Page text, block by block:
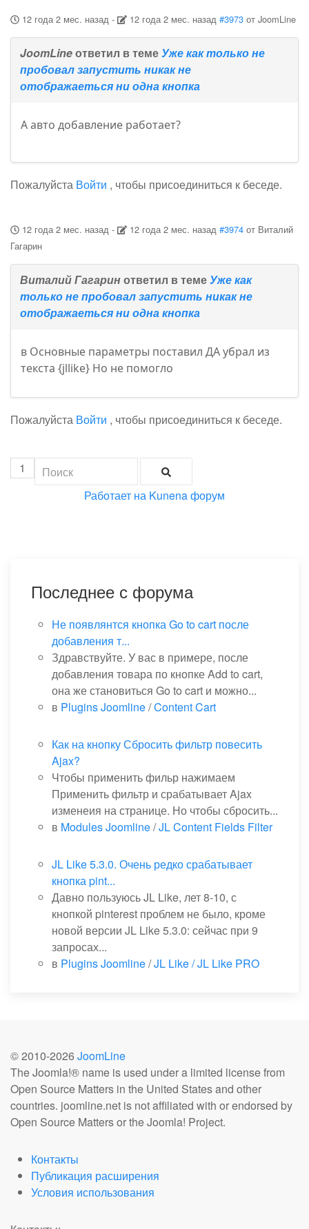
12 года 2 мес. назад- 12 года 2 мес. назад #3973 отJoomLine
JoomLineответил в темеУже как только не
пробовал запустить никак не
отображаеться ни одна кнопка
А авто добавление работает?
Пожалуйста Войти , чтобы присоединиться к беседе.
12 года 2 мес. назад- 12 года 2 мес. назад #3974 от Виталий
Гагарин
Виталий Гагаринответил в темеУже как
только не пробовал запустить никак не
отображаеться ни одна кнопка
в Основные параметры поставил ДА убрал из
текста {jllike} Но не помогло
Пожалуйста Войти , чтобы присоединиться к беседе.
1
Работает на Kunena форум
Последнее с форума
Не появлянтся кнопка Go to cart после
добавления т...
Здравствуйте. У вас в примере, после
добавления товара по кнопке Add to cart,
она же становиться Go to cart и можно...
в Plugins Joomline/Content Cart
Как на кнопку Сбросить фильтр повесить
Ajax?
Чтобы применить фильр нажимаем
Применить фильтр и срабатывает Ajax
изменеия на странице. Но чтобы сбросить...
в Modules Joomline/JL Content Fields Filter
JL Like 5.3.0. Очень редко срабатывает
кнопка pint...
Давно пользуюсь JL Like, лет 8-10, с
кнопкой pinterest проблем не было, кроме
новой версии JL Like 5.3.0: сейчас при 9
запросах...
в Plugins Joomline/JL Like / JL Like PRO
© 2010-2026 JoomLine
The Joomla!® name is used under a limited license from
Open Source Matters in the United States and other
countries. joomline.net is not affiliated with or endorsed by
Open Source Matters or the Joomla! Project.
Контакты
Публикация расширения
Условия использования